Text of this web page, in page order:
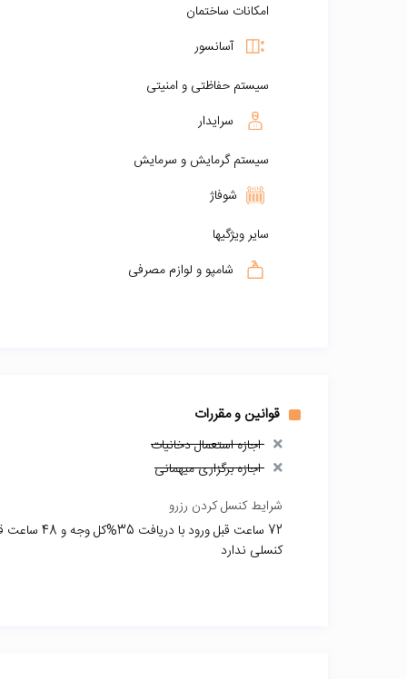
امکانات ساختمان
آسانسور
سیستم حفاظتی و امنیتی
سرایدار
سیستم گرمایش و سرمایش
شوفاژ
سایر ویژگیها
شامپو و لوازم مصرفی
قوانین و مقررات
اجازه استعمال دخانیات
اجازه برگزاری میهمانی
شرایط کنسل کردن رزرو
کنسلی ندارد